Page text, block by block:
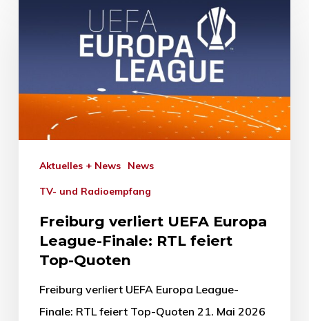
Aktuelles + News News
TV- und Radioempfang
Freiburg verliert UEFA Europa
League-Finale: RTL feiert
Top-Quoten
Freiburg verliert UEFA Europa League-
Finale: RTL feiert Top-Quoten 21. Mai 2026